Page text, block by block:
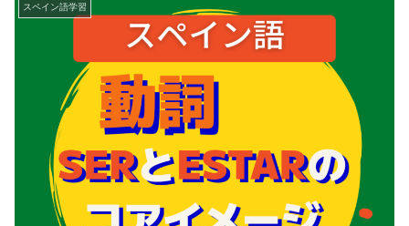
スペイン語学習